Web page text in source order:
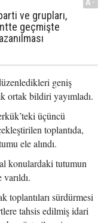
ve grupları,
geçmişte
geniş
ortak bildiri yayımladı.
üçüncü
toplantıda,
ele alındı.
konulardaki tutumun
toplantıları sürdürmesi
tahsis edilmiş idari